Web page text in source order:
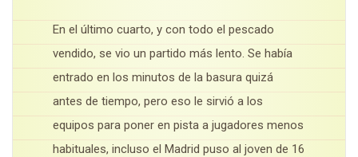
En el último cuarto, y con todo el pescado
vendido, se vio un partido más lento. Se había
entrado en los minutos de la basura quizá
antes de tiempo, pero eso le sirvió a los
equipos para poner en pista a jugadores menos
habituales, incluso el Madrid puso al joven de 16